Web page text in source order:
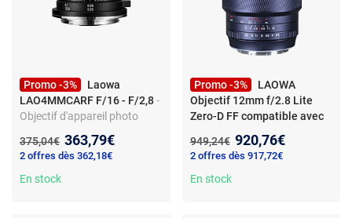
Promo -3%
Laowa
LAO4MMCARF F/16 - F/2,8-
Objectif d'appareil photo
RF - 210° - MAP 8 cm
Ancien prix :
375,04€ Nouveau prix :
363,79€
2 offres dès 362,18€
En stock
Promo -3%
LAOWA
Objectif 12mm f/2.8 Lite
Zero-D FF compatible avec
12mm f/2.8 Lite Zero-D FF
compatible avec L-
Mount6940486706574
Ancien prix :
949,24€ Nouveau prix :
920,76€
2 offres dès 917,72€
En stock